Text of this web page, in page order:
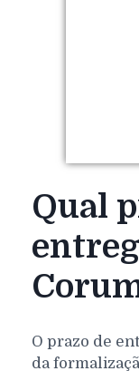
Qual
O prazo de
da